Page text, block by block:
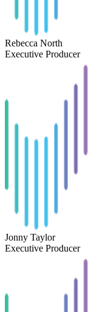
Rebecca North
Executive Producer
Jonny Taylor
Executive Producer